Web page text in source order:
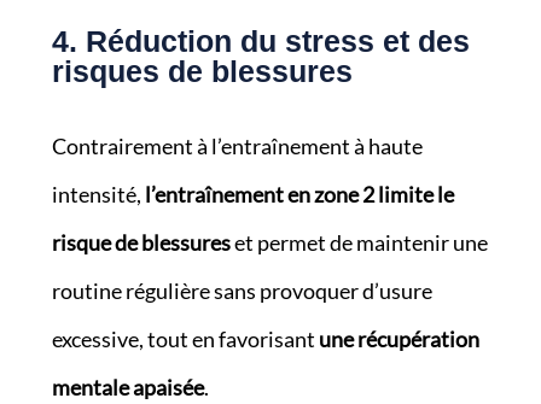
4. Réduction du stress et des
risques de blessures
Contrairement à l’entraînement à haute
intensité, l’entraînement en zone 2 limite le
risque de blessureset permet de maintenir une
routine régulière sans provoquer d’usure
excessive, tout en favorisant une récupération
mentale apaisée.